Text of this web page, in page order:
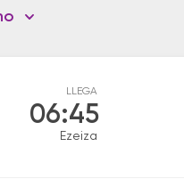
LLEGA
06:45
Ezeiza